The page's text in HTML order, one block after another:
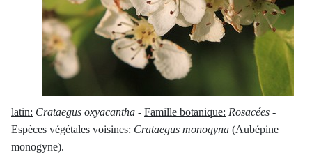
latin: Crataegus oxyacantha - Famille botanique: Rosacées -
Espèces végétales voisines: Crataegus monogyna (Aubépine
monogyne).